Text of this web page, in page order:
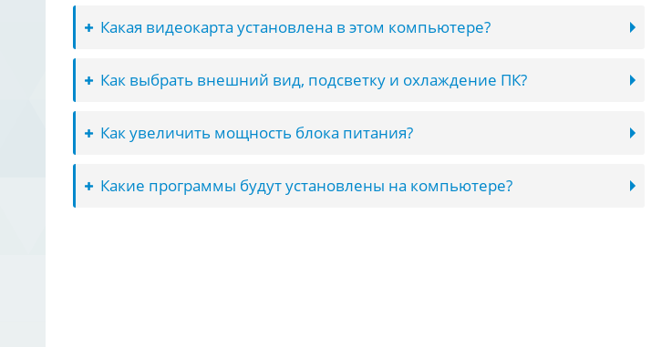
Какая видеокарта установлена в этом компьютере?
Как выбрать внешний вид, подсветку и охлаждение ПК?
Как увеличить мощность блока питания?
Какие программы будут установлены на компьютере?